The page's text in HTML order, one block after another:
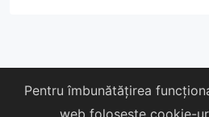
Despre noi
Pentru îmbunătățirea